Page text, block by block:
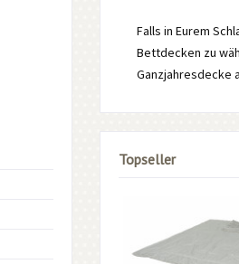
Falls in Eurem
Bettdecken zu
Ganzjahresdecke
Topseller